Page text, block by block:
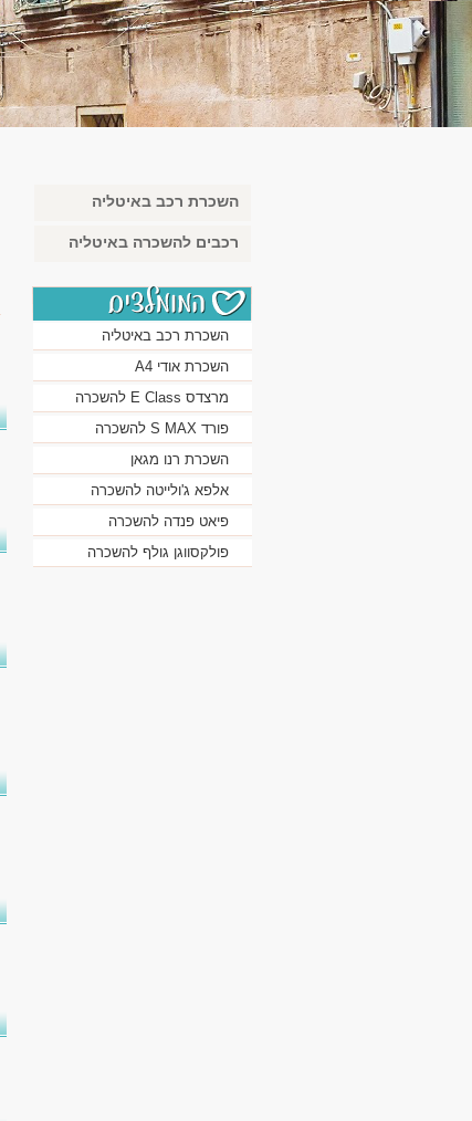
השכרת רכב באיטליה
רכבים להשכרה באיטליה
השכרת רכב באיטליה
השכרת אודי A4
מרצדס E Class להשכרה
פורד S MAX להשכרה
השכרת רנו מגאן
אלפא ג'ולייטה להשכרה
פיאט פנדה להשכרה
פולקסווגן גולף להשכרה